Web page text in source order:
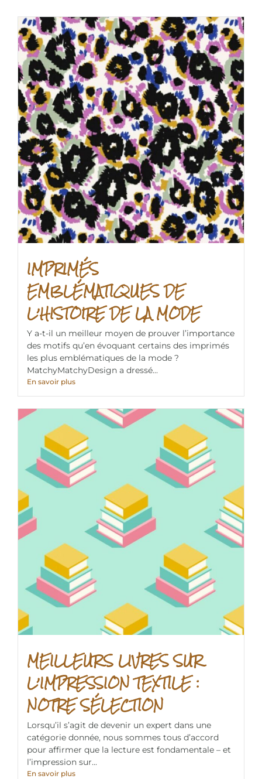
IMPRIMÉS
EMBLÉMATIQUES DE
L’HISTOIRE DE LA MODE
Y a-t-il un meilleur moyen de prouver l’importance
des motifs qu’en évoquant certains des imprimés
les plus emblématiques de la mode ?
MatchyMatchyDesign a dressé...
En savoir plus
MEILLEURS LIVRES SUR
L’IMPRESSION TEXTILE :
NOTRE SÉLECTION
Lorsqu’il s’agit de devenir un expert dans une
catégorie donnée, nous sommes tous d’accord
pour affirmer que la lecture est fondamentale – et
l’impression sur...
En savoir plus